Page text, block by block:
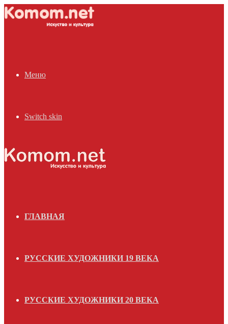
Меню
Switch skin
ГЛАВНАЯ
РУССКИЕ ХУДОЖНИКИ 19 ВЕКА
РУССКИЕ ХУДОЖНИКИ 20 ВЕКА